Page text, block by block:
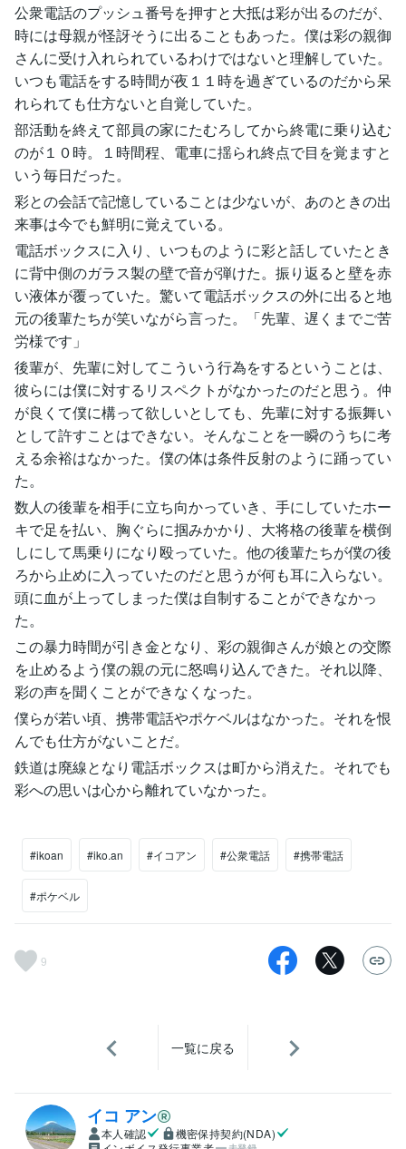
公衆電話のプッシュ番号を押すと大抵は彩が出るのだが、
時には母親が怪訝そうに出ることもあった。僕は彩の親御
さんに受け入れられているわけではないと理解していた。
いつも電話をする時間が夜１１時を過ぎているのだから呆
れられても仕方ないと自覚していた。
部活動を終えて部員の家にたむろしてから終電に乗り込む
のが１０時。１時間程、電車に揺られ終点で目を覚ますと
いう毎日だった。
彩との会話で記憶していることは少ないが、あのときの出
来事は今でも鮮明に覚えている。
電話ボックスに入り、いつものように彩と話していたとき
に背中側のガラス製の壁で音が弾けた。振り返ると壁を赤
い液体が覆っていた。驚いて電話ボックスの外に出ると地
元の後輩たちが笑いながら言った。「先輩、遅くまでご苦
労様です」
後輩が、先輩に対してこういう行為をするということは、
彼らには僕に対するリスペクトがなかったのだと思う。仲
が良くて僕に構って欲しいとしても、先輩に対する振舞い
として許すことはできない。そんなことを一瞬のうちに考
える余裕はなかった。僕の体は条件反射のように踊ってい
た。
数人の後輩を相手に立ち向かっていき、手にしていたホー
キで足を払い、胸ぐらに掴みかかり、大将格の後輩を横倒
しにして馬乗りになり殴っていた。他の後輩たちが僕の後
ろから止めに入っていたのだと思うが何も耳に入らない。
頭に血が上ってしまった僕は自制することができなかっ
た。
この暴力時間が引き金となり、彩の親御さんが娘との交際
を止めるよう僕の親の元に怒鳴り込んできた。それ以降、
彩の声を聞くことができなくなった。
僕らが若い頃、携帯電話やポケベルはなかった。それを恨
んでも仕方がないことだ。
鉄道は廃線となり電話ボックスは町から消えた。それでも
彩への思いは心から離れていなかった。
#ikoan #iko.an #イコアン #公衆電話 #携帯電話
#ポケベル
9
一覧に戻る
イコ アン
本人確認
機密保持契約(NDA)